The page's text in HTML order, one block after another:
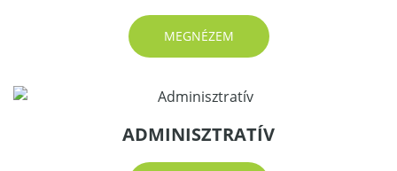
MEGNÉZEM
ADMINISZTRATÍV